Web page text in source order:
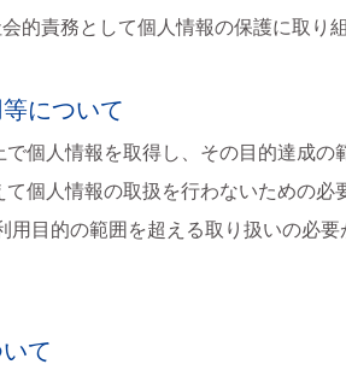
的責務として個人情報の保護に取り組
について
個人情報を取得し、その目的達成の
個人情報の取扱を行わないための必
用目的の範囲を超える取り扱いの必
て